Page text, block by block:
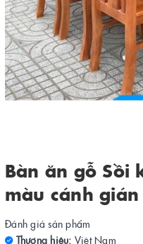
Bàn ăn gỗ Sồi
màu cánh gián
Đánh giá sản phẩm
Thương hiệu: Việt Nam